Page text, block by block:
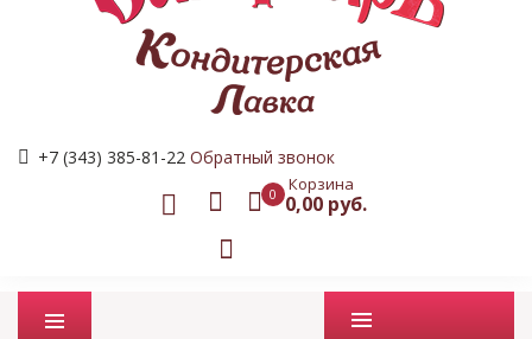
+7 (343) 385-81-22 Обратный звонок
0 Корзина
0,00 руб.